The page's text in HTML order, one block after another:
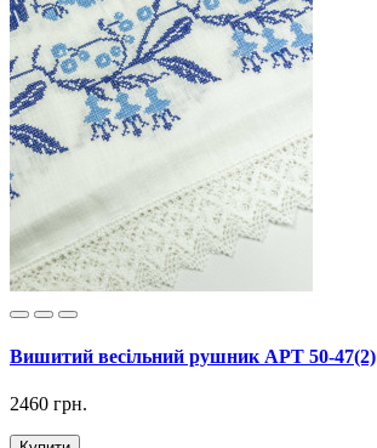
Вишитий весільний рушник АРТ 50-47(2)
2460 грн.